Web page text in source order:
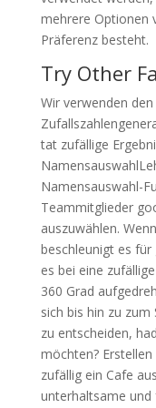
mehrere Optionen
Präferenz besteht.
Try Other
Wir verwenden
tat zufällige
Namensauswahl-
Teammitglieder
auszuwählen.
beschleunigt es für
es bei eine
360 Grad
sich bis hin zu zum
zu entscheiden,
möchten?
zufällig ein Cafe
unterhaltsame und